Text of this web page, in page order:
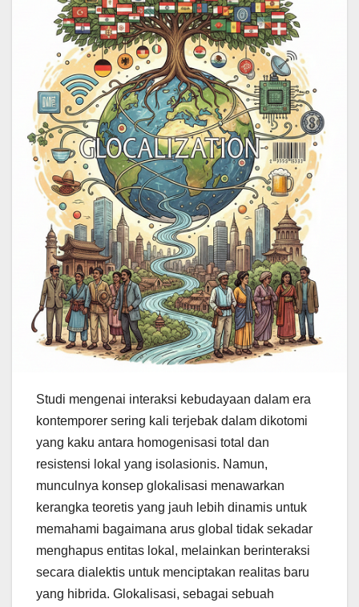
Studi mengenai interaksi kebudayaan dalam era
kontemporer sering kali terjebak dalam dikotomi
yang kaku antara homogenisasi total dan
resistensi lokal yang isolasionis. Namun,
munculnya konsep glokalisasi menawarkan
kerangka teoretis yang jauh lebih dinamis untuk
memahami bagaimana arus global tidak sekadar
menghapus entitas lokal, melainkan berinteraksi
secara dialektis untuk menciptakan realitas baru
yang hibrida. Glokalisasi, sebagai sebuah